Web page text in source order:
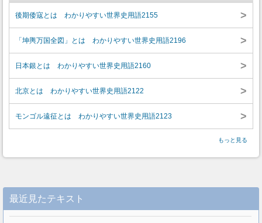
後期倭寇とは わかりやすい世界史用語2155 >
「坤輿万国全図」とは わかりやすい世界史用語2196 >
日本銀とは わかりやすい世界史用語2160 >
北京とは わかりやすい世界史用語2122 >
モンゴル遠征とは わかりやすい世界史用語2123 >
もっと見る
最近見たテキスト